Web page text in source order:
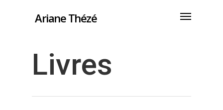
Ariane Thézé
Livres